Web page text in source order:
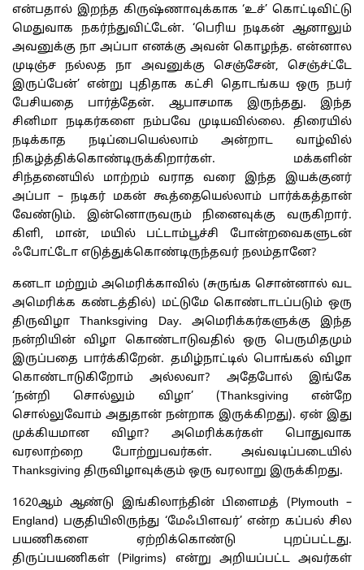
என்பதால் இறந்த கிருஷ்ணாவுக்காக ‘உச்’ கொட்டிவிட்டு
மெதுவாக நகர்ந்துவிட்டேன். ‘பெரிய நடிகன் ஆனாலும்
அவனுக்கு நா அப்பா எனக்கு அவன் கொழந்த. என்னால
முடிஞ்ச நல்லத நா அவனுக்கு செஞ்சேன், செஞ்ச்ட்டே
இருப்பேன்’ என்று புதிதாக கட்சி தொடங்கய ஒரு நபர்
பேசியதை பார்த்தேன். ஆபாசமாக இருந்தது. இந்த
சினிமா நடிகர்களை நம்பவே முடியவில்லை. திரையில்
நடிக்காத நடிப்பையெல்லாம் அன்றாட வாழ்வில்
நிகழ்த்திக்கொண்டிருக்கிறார்கள். மக்களின்
சிந்தனையில் மாற்றம் வராத வரை இந்த இயக்குனர்
அப்பா – நடிகர் மகன் கூத்தையெல்லாம் பார்க்கத்தான்
வேண்டும். இன்னொருவரும் நினைவுக்கு வருகிறார்.
கிளி, மான், மயில் பட்டாம்பூச்சி போன்றவைகளுடன்
ஃபோட்டோ எடுத்துக்கொண்டிருந்தவர் நலம்தானே?
கனடா மற்றும் அமெரிக்காவில் (சுருங்க சொன்னால் வட
அமெரிக்க கண்டத்தில்) மட்டுமே கொண்டாடப்படும் ஒரு
திருவிழா Thanksgiving Day. அமெரிக்கர்களுக்கு இந்த
நன்றியின் விழா கொண்டாடுவதில் ஒரு பெருமிதமும்
இருப்பதை பார்க்கிறேன். தமிழ்நாட்டில் பொங்கல் விழா
கொண்டாடுகிறோம் அல்லவா? அதேபோல் இங்கே
‘நன்றி சொல்லும் விழா’ (Thanksgiving என்றே
சொல்லுவோம் அதுதான் நன்றாக இருக்கிறது). ஏன் இது
முக்கியமான விழா? அமெரிக்கர்கள் பொதுவாக
வரலாற்றை போற்றுபவர்கள். அவ்வடிப்படையில்
Thanksgiving திருவிழாவுக்கும் ஒரு வரலாறு இருக்கிறது.
1620ஆம் ஆண்டு இங்கிலாந்தின் பிளைமத் (Plymouth –
England) பகுதியிலிருந்து ‘மேஃபிளவர்’ என்ற கப்பல் சில
பயணிகளை ஏற்றிக்கொண்டு புறப்பட்டது.
திருப்பயணிகள் (Pilgrims) என்று அறியப்பட்ட அவர்கள்